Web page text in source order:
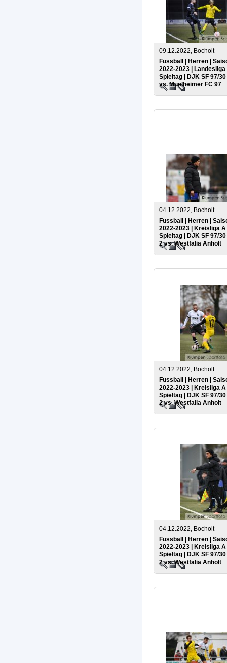
09.12.2022, Bocholt
Fussball | Herren |
2022-2023 | Landesliga
Spieltag | DJK SF 97/
vs. Muelheimer FC 97
04.12.2022, Bocholt
Fussball | Herren |
2022-2023 | Kreisliga A
Spieltag | DJK SF 97/
2 vs. Westfalia Anholt
04.12.2022, Bocholt
Fussball | Herren |
2022-2023 | Kreisliga A
Spieltag | DJK SF 97/
2 vs. Westfalia Anholt
04.12.2022, Bocholt
Fussball | Herren |
2022-2023 | Kreisliga A
Spieltag | DJK SF 97/
2 vs. Westfalia Anholt